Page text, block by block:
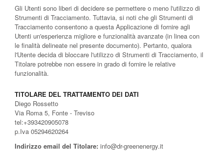
Gli Utenti sono liberi di decidere se permettere o meno l'utilizzo di
Strumenti di Tracciamento. Tuttavia, si noti che gli Strumenti di
Tracciamento consentono a questa Applicazione di fornire agli
Utenti un'esperienza migliore e funzionalità avanzate (in linea con
le finalità delineate nel presente documento). Pertanto, qualora
l'Utente decida di bloccare l'utilizzo di Strumenti di Tracciamento, il
Titolare potrebbe non essere in grado di fornire le relative
funzionalità.
TITOLARE DEL TRATTAMENTO DEI DATI
Diego Rossetto
Via Roma 5, Fonte - Treviso
tel:+393420905078
p.Iva 05294620264
Indirizzo email del Titolare: info@dr-greenenergy.it